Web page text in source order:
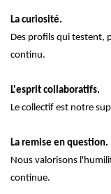
La curiosité.
Des profils qui testent,
continu.
L'esprit collaboratifs.
Le collectif est notre
La remise en question.
Nous valorisons
continue.